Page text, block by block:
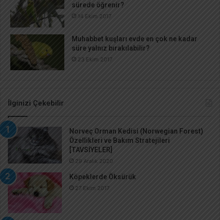
sürede öğrenir?
14 Ekim 2017
Muhabbet kuşları evde en çok ne kadar
süre yalnız bırakılabilir?
23 Ekim 2017
İlginizi Çekebilir
Norveç Orman Kedisi (Norwegian Forest)
Özellikleri ve Bakım Stratejileri
[TAVSİYELER]
29 Aralık 2020
Köpeklerde Öksürük
27 Ekim 2017